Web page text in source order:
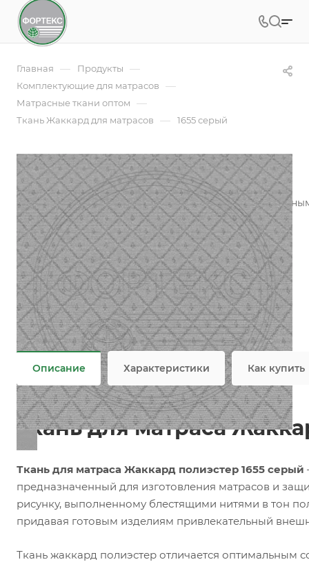
Главная — Продукты —
Комплектующие для матрасов —
Матрасные ткани оптом —
Ткань Жаккард для матрасов — 1655 серый
1655 серый
Жаккардовое полотно - это ткань с красивым
производителей матрасов
Подробности
Заказать
Задать вопрос
Возможны дополнительные опции
Не является публичной офертой
Описание Характеристики Как купить
Ткань для матраса
Ткань для матраса Жаккард полиэстер 1655 серый
предназначенный для изготовления матрасов и
рисунку, выполненному блестящими нитями в тон
придавая готовым изделиям привлекательный
Ткань жаккард полиэстер отличается оптимальным